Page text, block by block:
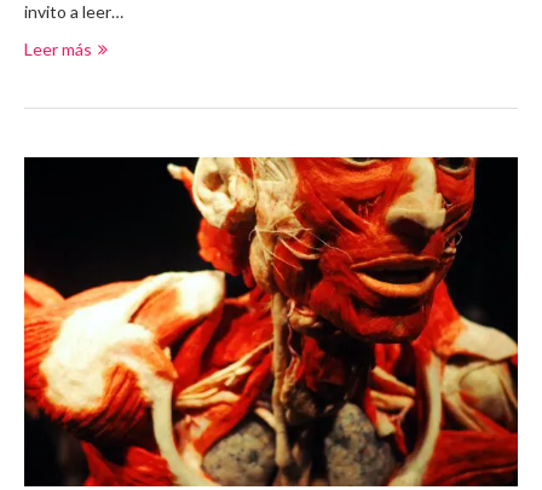
invito a leer…
Leer más